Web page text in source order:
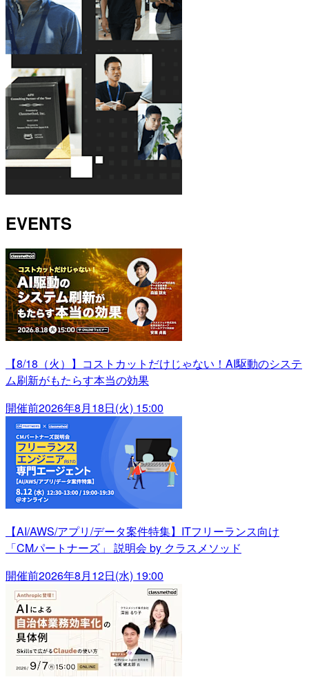
EVENTS
【8/18（火）】コストカットだけじゃない！AI駆動のシステ
ム刷新がもたらす本当の効果
開催前2026年8月18日(火) 15:00
【AI/AWS/アプリ/データ案件特集】ITフリーランス向け
「CMパートナーズ」 説明会 by クラスメソッド
開催前2026年8月12日(水) 19:00